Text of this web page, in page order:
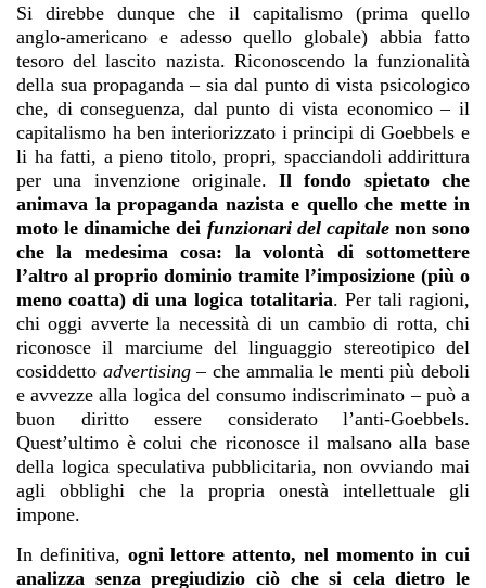
Si direbbe dunque che il capitalismo (prima quello
anglo-americano e adesso quello globale) abbia fatto
tesoro del lascito nazista. Riconoscendo la funzionalità
della sua propaganda – sia dal punto di vista psicologico
che, di conseguenza, dal punto di vista economico – il
capitalismo ha ben interiorizzato i principi di Goebbels e
li ha fatti, a pieno titolo, propri, spacciandoli addirittura
per una invenzione originale.Il fondo spietato che
animava la propaganda nazista e quello che mette in
moto le dinamiche dei funzionari del capitale non sono
che la medesima cosa: la volontà di sottomettere
l’altro al proprio dominio tramite l’imposizione (più o
meno coatta) di una logica totalitaria. Per tali ragioni,
chi oggi avverte la necessità di un cambio di rotta, chi
riconosce il marciume del linguaggio stereotipico del
cosiddetto advertising– che ammalia le menti più deboli
e avvezze alla logica del consumo indiscriminato – può a
buon diritto essere considerato l’anti-Goebbels.
Quest’ultimo è colui che riconosce il malsano alla base
della logica speculativa pubblicitaria, non ovviando mai
agli obblighi che la propria onestà intellettuale gli
impone.
In definitiva, ogni lettore attento, nel momento in cui
analizza senza pregiudizio ciò che si cela dietro le